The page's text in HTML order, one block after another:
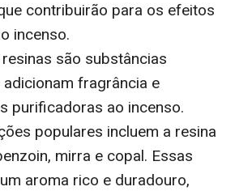
contribuirão para os efeitos
incenso.
são substâncias
adicionam fragrância e
purificadoras ao incenso.
populares incluem a resina
mirra e copal. Essas
aroma rico e duradouro,